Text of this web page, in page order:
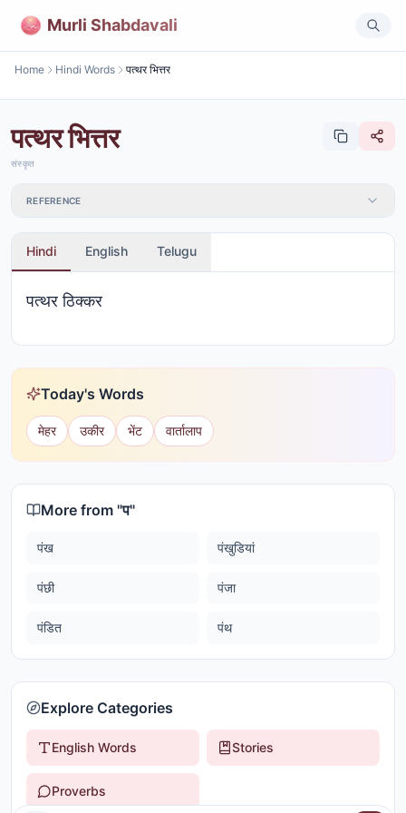
Murli Shabdavali
Home Hindi Words पत्थर भित्तर
पत्थर भित्तर
संस्कृत
REFERENCE
Hindi English Telugu
पत्थर ठिक्कर
Today's Words
मेहर उकीर भेंट वार्तालाप
More from "प"
पंख पंखुडियां
पंछी पंजा
पंडित पंथ
Explore Categories
English Words Stories
Proverbs